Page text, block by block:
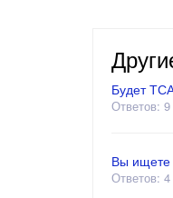
Будет
Ответов: 9
Вы ищете
Ответов: 4